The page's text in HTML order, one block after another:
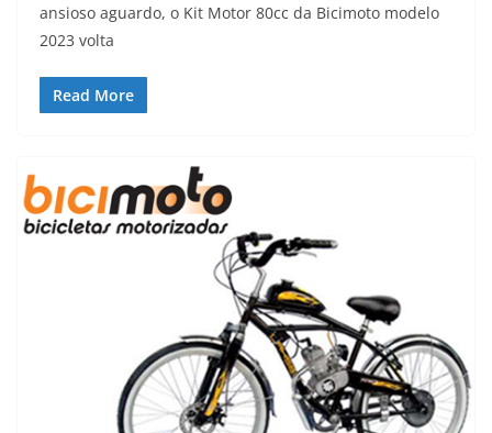
ansioso aguardo, o Kit Motor 80cc da Bicimoto modelo
2023 volta
Read More